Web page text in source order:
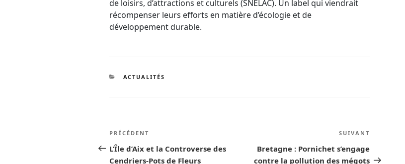
de loisirs, d’attractions et culturels (SNELAC). Un label qui viendrait
récompenser leurs efforts en matière d’écologie et de
développement durable.
CATÉGORIES
ACTUALITÉS
Navigation
de
Article
précédent
PRÉCÉDENT
L’Île d’Aix et la Controverse des
Cendriers-Pots de Fleurs
suivant
SUIVANT
Bretagne : Pornichet s’engage
contre la pollution des mégots